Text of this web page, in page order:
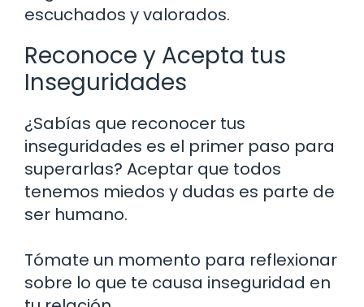
escuchados y valorados.
Reconoce y Acepta tus
Inseguridades
¿Sabías que reconocer tus
inseguridades es el primer paso para
superarlas? Aceptar que todos
tenemos miedos y dudas es parte de
ser humano.
Tómate un momento para reflexionar
sobre lo que te causa inseguridad en